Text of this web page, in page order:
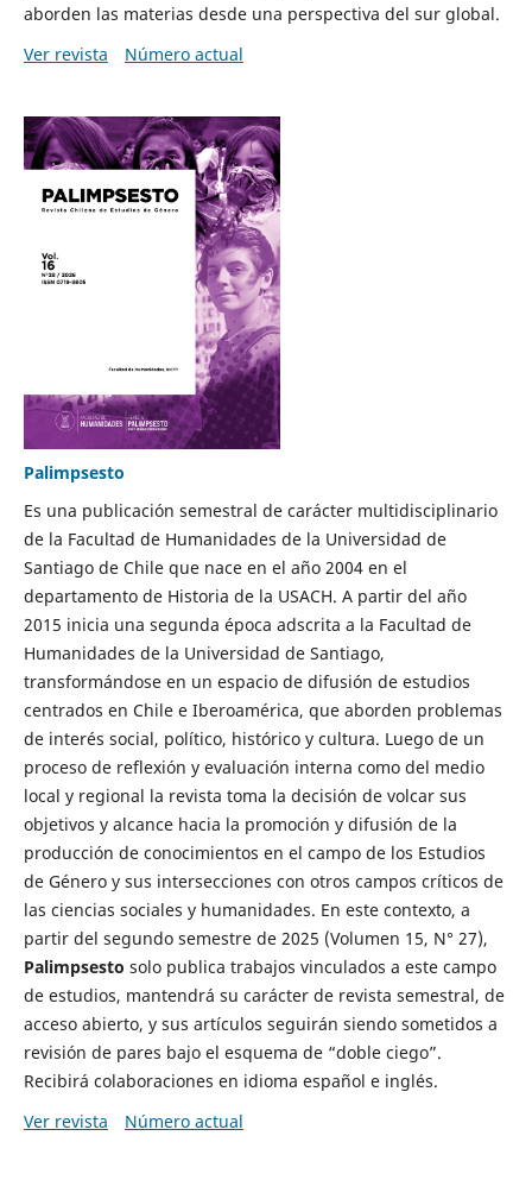
aborden las materias desde una perspectiva del sur global.
Ver revista
Número actual
Palimpsesto
Es una publicación semestral de carácter multidisciplinario
de la Facultad de Humanidades de la Universidad de
Santiago de Chile que nace en el año 2004 en el
departamento de Historia de la USACH. A partir del año
2015 inicia una segunda época adscrita a la Facultad de
Humanidades de la Universidad de Santiago,
transformándose en un espacio de difusión de estudios
centrados en Chile e Iberoamérica, que aborden problemas
de interés social, político, histórico y cultura. Luego de un
proceso de reflexión y evaluación interna como del medio
local y regional la revista toma la decisión de volcar sus
objetivos y alcance hacia la promoción y difusión de la
producción de conocimientos en el campo de los Estudios
de Género y sus intersecciones con otros campos críticos de
las ciencias sociales y humanidades. En este contexto, a
partir del segundo semestre de 2025 (Volumen 15, N° 27),
Palimpsesto solo publica trabajos vinculados a este campo
de estudios, mantendrá su carácter de revista semestral, de
acceso abierto, y sus artículos seguirán siendo sometidos a
revisión de pares bajo el esquema de “doble ciego”.
Recibirá colaboraciones en idioma español e inglés.
Ver revista
Número actual